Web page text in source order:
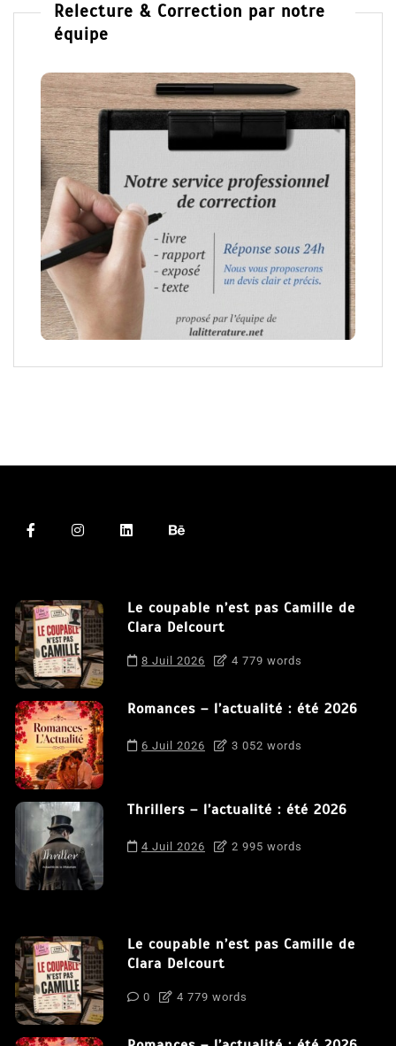
Relecture & Correction par notre
équipe
Le coupable n’est pas Camille de
Clara Delcourt
8 Juil 2026 4 779 words
Romances – l’actualité : été 2026
6 Juil 2026 3 052 words
Thrillers – l’actualité : été 2026
4 Juil 2026 2 995 words
Le coupable n’est pas Camille de
Clara Delcourt
0 4 779 words